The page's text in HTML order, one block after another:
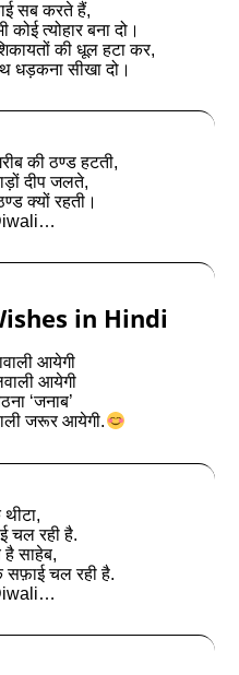
सब करते हैं,
त्योहार बना दो।
की धूल हटा कर,
धड़कना सीखा दो।
की ठण्ड हटती,
दीप जलते,
क्यों रहती।
in Hindi
आयेगी
आयेगी
‘जनाब’
जरूर आयेगी.
चल रही है.
है साहेब,
सफ़ाई चल रही है.